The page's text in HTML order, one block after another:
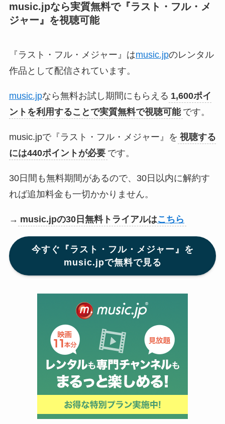
music.jpなら実質無料で『ラスト・フル・メ
ジャー』を視聴可能
『ラスト・フル・メジャー』はmusic.jpのレンタル
作品として配信されています。
music.jpなら無料お試し期間にもらえる 1,600ポイ
ントを利用することで実質無料で視聴可能 です。
music.jpで『ラスト・フル・メジャー』を 視聴する
には440ポイントが必要 です。
30日間も無料期間があるので、30日以内に解約す
れば追加料金も一切かかりません。
→ music.jpの30日無料トライアルはこちら
今すぐ『ラスト・フル・メジャー』を
music.jpで無料で見る